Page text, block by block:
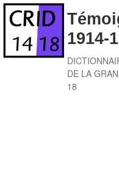
Skip
content
1914-
DE LA
18